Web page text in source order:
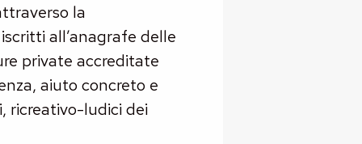
la
all’anagrafe delle
private accreditate
aiuto concreto e
ricreativo-ludici dei